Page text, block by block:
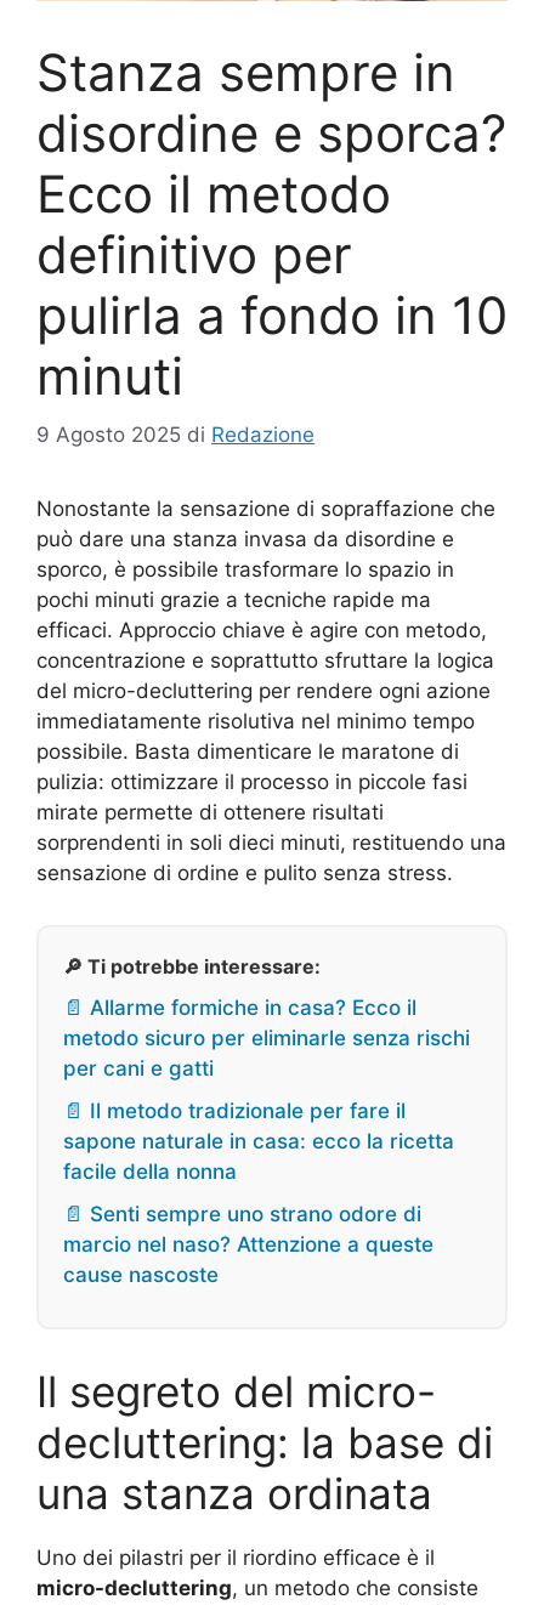
Stanza sempre in
disordine e sporca?
Ecco il metodo
definitivo per
pulirla a fondo in 10
minuti
9 Agosto 2025 di Redazione
Nonostante la sensazione di sopraffazione che
può dare una stanza invasa da disordine e
sporco, è possibile trasformare lo spazio in
pochi minuti grazie a tecniche rapide ma
efficaci. Approccio chiave è agire con metodo,
concentrazione e soprattutto sfruttare la logica
del micro-decluttering per rendere ogni azione
immediatamente risolutiva nel minimo tempo
possibile. Basta dimenticare le maratone di
pulizia: ottimizzare il processo in piccole fasi
mirate permette di ottenere risultati
sorprendenti in soli dieci minuti, restituendo una
sensazione di ordine e pulito senza stress.
🔎 Ti potrebbe interessare:
📄 Allarme formiche in casa? Ecco il
metodo sicuro per eliminarle senza rischi
per cani e gatti
📄 Il metodo tradizionale per fare il
sapone naturale in casa: ecco la ricetta
facile della nonna
📄 Senti sempre uno strano odore di
marcio nel naso? Attenzione a queste
cause nascoste
Il segreto del micro-
decluttering: la base di
una stanza ordinata
Uno dei pilastri per il riordino efficace è il
micro-decluttering, un metodo che consiste